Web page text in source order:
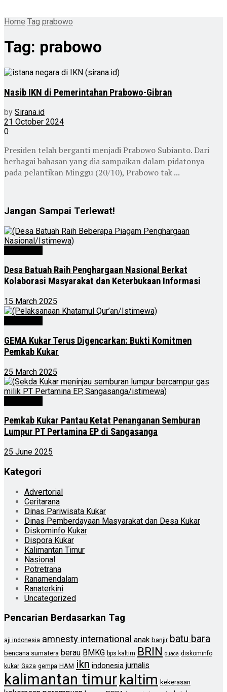
Home Tag prabowo
Tag: prabowo
Nasib IKN di Pemerintahan Prabowo-Gibran
by Sirana.id
21 October 2024
0
Presiden telah berganti menjadi Prabowo Subianto. Dari
berbagai bahasan yang dia sampaikan dalam pidatonya
pada pelantikan Minggu (20/10), Prabowo tak ...
Jangan Sampai Terlewat!
Desa Batuah Raih Penghargaan Nasional Berkat
Kolaborasi Masyarakat dan Keterbukaan Informasi
15 March 2025
GEMA Kukar Terus Digencarkan: Bukti Komitmen
Pemkab Kukar
25 March 2025
Pemkab Kukar Pantau Ketat Penanganan Semburan
Lumpur PT Pertamina EP di Sangasanga
25 June 2025
Kategori
Advertorial
Ceritarana
Dinas Pariwisata Kukar
Dinas Pemberdayaan Masyarakat dan Desa Kukar
Diskominfo Kukar
Dispora Kukar
Kalimantan Timur
Nasional
Potretrana
Ranamendalam
Ranaterkini
Uncategorized
Pencarian Berdasarkan Tag
aji indonesia amnesty international anak banjir batu bara
bencana sumatera berau BMKG bps kaltim BRIN cuaca diskominfo
kukar Gaza gempa HAM ikn indonesia jurnalis
kalimantan timurkaltim kekerasan